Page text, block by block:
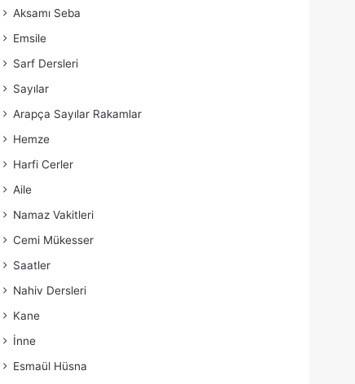
Aksamı Seba
Emsile
Sarf Dersleri
Sayılar
Arapça Sayılar Rakamlar
Hemze
Harfi Cerler
Aile
Namaz Vakitleri
Cemi Mükesser
Saatler
Nahiv Dersleri
Kane
İnne
Esmaül Hüsna